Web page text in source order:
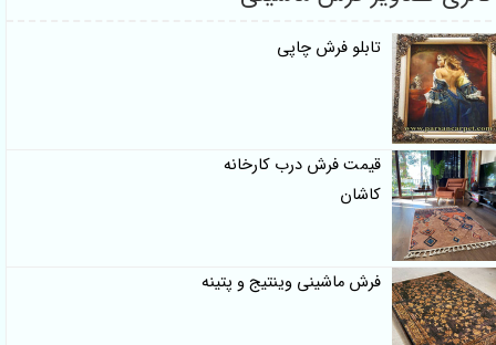
تابلو فرش چاپی
قیمت فرش درب کارخانه
کاشان
فرش ماشینی وینتیج و پتینه